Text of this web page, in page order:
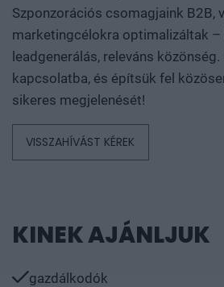
Szponzorációs csomagjaink B2B,
marketingcélokra optimalizáltak –
leadgenerálás, releváns közönség.
kapcsolatba, és építsük fel
sikeres megjelenését!
VISSZAHÍVÁST KÉREK
KINEK AJÁNLJUK
gazdálkodók